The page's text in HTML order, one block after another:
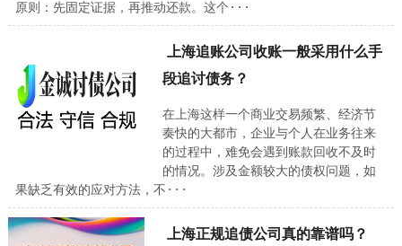
原则：先固定证据，再推动还款。这个···
上海追账公司收账一般采用什么手
段追讨债务？
在上海这样一个商业交易频繁、经济节
奏快的大都市，企业与个人在业务往来
的过程中，难免会遇到账款回收不及时
的情况。涉及金额较大的债权问题，如
果缺乏有效的应对方法，不···
上海正规追债公司真的靠谱吗？